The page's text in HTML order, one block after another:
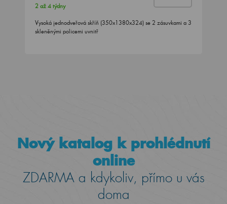
2 až 4 týdny
Vysoká jednodveřová skříň (350x1380x324) se 2 zásuvkami a 3
skleněnými policemi uvnitř
Nový katalog k prohlédnutí
online
ZDARMA a kdykoliv, přímo u vás
doma